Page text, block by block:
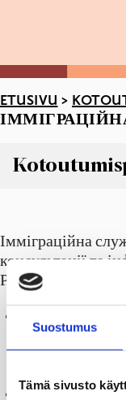
Suostumus
Tämä sivusto
ETUSIVU >
ІММІГРАЦІЙНА
Järjestötila Agora
Імміграційна
Імміграційна
консультації та
Расеборзі та Ханко.
підтримку в
та
Імміграційне